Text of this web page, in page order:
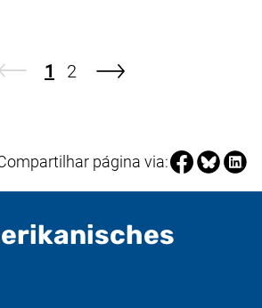
Página
1 Página
2
página via:
úteis